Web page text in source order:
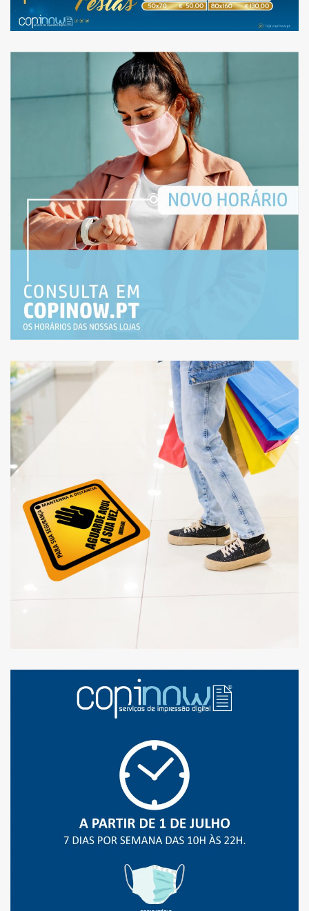
HORÁRIO DE NATAL E
ANO NOVO
HORÁRIO ESPECIAL DE
FIM DE SEMANA ATÉ
22/NOV
A PARTIR DE 1 DE JULHO
REGRESSÁMOS AO
HORÁRIO DE SEMPRE